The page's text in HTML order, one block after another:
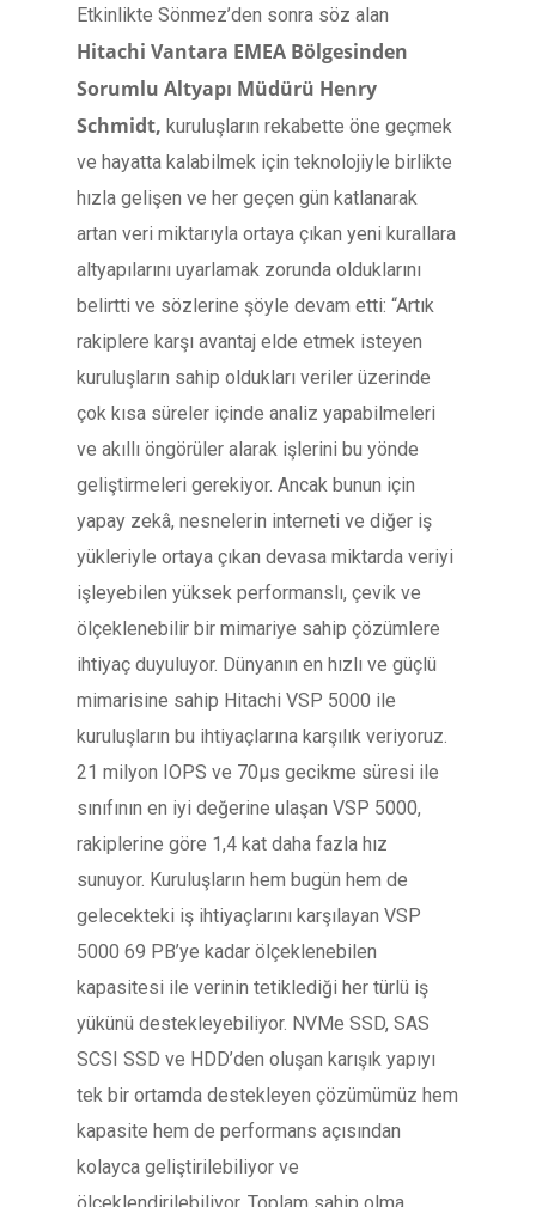
Etkinlikte Sönmez’den sonra söz alan
Hitachi Vantara EMEA Bölgesinden
Sorumlu Altyapı Müdürü Henry
Schmidt, kuruluşların rekabette öne geçmek
ve hayatta kalabilmek için teknolojiyle birlikte
hızla gelişen ve her geçen gün katlanarak
artan veri miktarıyla ortaya çıkan yeni kurallara
altyapılarını uyarlamak zorunda olduklarını
belirtti ve sözlerine şöyle devam etti: “Artık
rakiplere karşı avantaj elde etmek isteyen
kuruluşların sahip oldukları veriler üzerinde
çok kısa süreler içinde analiz yapabilmeleri
ve akıllı öngörüler alarak işlerini bu yönde
geliştirmeleri gerekiyor. Ancak bunun için
yapay zekâ, nesnelerin interneti ve diğer iş
yükleriyle ortaya çıkan devasa miktarda veriyi
işleyebilen yüksek performanslı, çevik ve
ölçeklenebilir bir mimariye sahip çözümlere
ihtiyaç duyuluyor. Dünyanın en hızlı ve güçlü
mimarisine sahip Hitachi VSP 5000 ile
kuruluşların bu ihtiyaçlarına karşılık veriyoruz.
21 milyon IOPS ve 70µs gecikme süresi ile
sınıfının en iyi değerine ulaşan VSP 5000,
rakiplerine göre 1,4 kat daha fazla hız
sunuyor. Kuruluşların hem bugün hem de
gelecekteki iş ihtiyaçlarını karşılayan VSP
5000 69 PB’ye kadar ölçeklenebilen
kapasitesi ile verinin tetiklediği her türlü iş
yükünü destekleyebiliyor. NVMe SSD, SAS
SCSI SSD ve HDD’den oluşan karışık yapıyı
tek bir ortamda destekleyen çözümümüz hem
kapasite hem de performans açısından
kolayca geliştirilebiliyor ve